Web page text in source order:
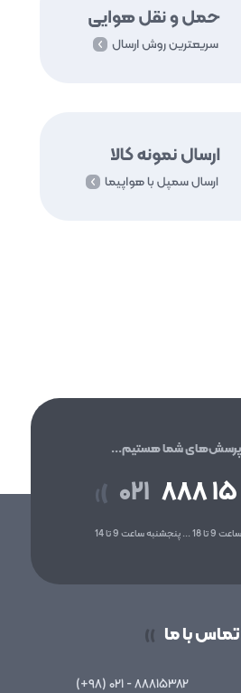
شما هستیم...
(( ۰۲۱ ۴۰۸
9 تا 14
تماس با ما ))
۸۸۸۱۵۳۸۲ - ۰۲۱ (۹۸+)